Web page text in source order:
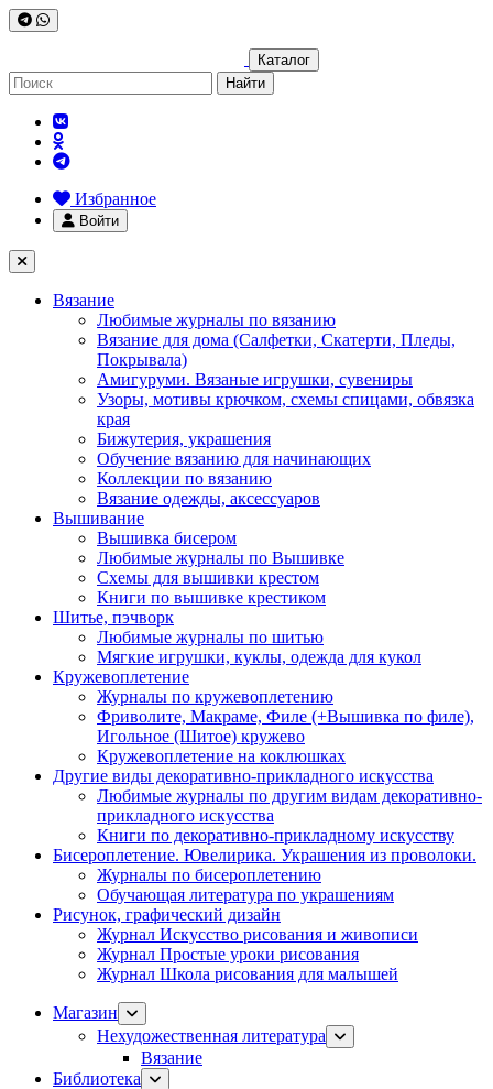
Каталог
Найти
Избранное
Войти
Вязание
Любимые журналы по вязанию
Вязание для дома (Салфетки, Скатерти, Пледы,
Покрывала)
Амигуруми. Вязаные игрушки, сувениры
Узоры, мотивы крючком, схемы спицами, обвязка
края
Бижутерия, украшения
Обучение вязанию для начинающих
Коллекции по вязанию
Вязание одежды, аксессуаров
Вышивание
Вышивка бисером
Любимые журналы по Вышивке
Схемы для вышивки крестом
Книги по вышивке крестиком
Шитье, пэчворк
Любимые журналы по шитью
Мягкие игрушки, куклы, одежда для кукол
Кружевоплетение
Журналы по кружевоплетению
Фриволите, Макраме, Филе (+Вышивка по филе),
Игольное (Шитое) кружево
Кружевоплетение на коклюшках
Другие виды декоративно-прикладного искусства
Любимые журналы по другим видам декоративно-
прикладного искусства
Книги по декоративно-прикладному искусству
Бисероплетение. Ювелирика. Украшения из проволоки.
Журналы по бисероплетению
Обучающая литература по украшениям
Рисунок, графический дизайн
Журнал Искусство рисования и живописи
Журнал Простые уроки рисования
Журнал Школа рисования для малышей
Магазин
Нехудожественная литература
Вязание
Библиотека